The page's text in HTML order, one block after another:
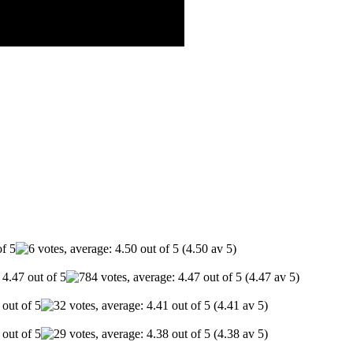
(4.50 av 5)
(4.47 av 5)
(4.41 av 5)
(4.38 av 5)